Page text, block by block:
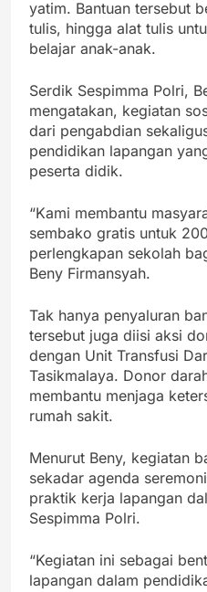
yatim. Bantuan tersebut
tulis, hingga alat tulis
belajar anak-anak.
Serdik Sespimma Polri,
mengatakan, kegiatan
dari pengabdian
pendidikan lapangan
peserta didik.
“Kami membantu
sembako gratis untuk
perlengkapan sekolah
Beny Firmansyah.
Tak hanya penyaluran
tersebut juga diisi aksi
dengan Unit Transfusi
Tasikmalaya. Donor
membantu menjaga
rumah sakit.
Menurut Beny, kegiatan
sekadar agenda
praktik kerja lapangan
Sespimma Polri.
“Kegiatan ini sebagai
lapangan dalam